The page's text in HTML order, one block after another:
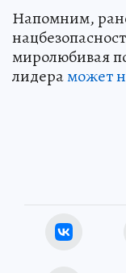
Напомним,
миролюбивая
лидераможет